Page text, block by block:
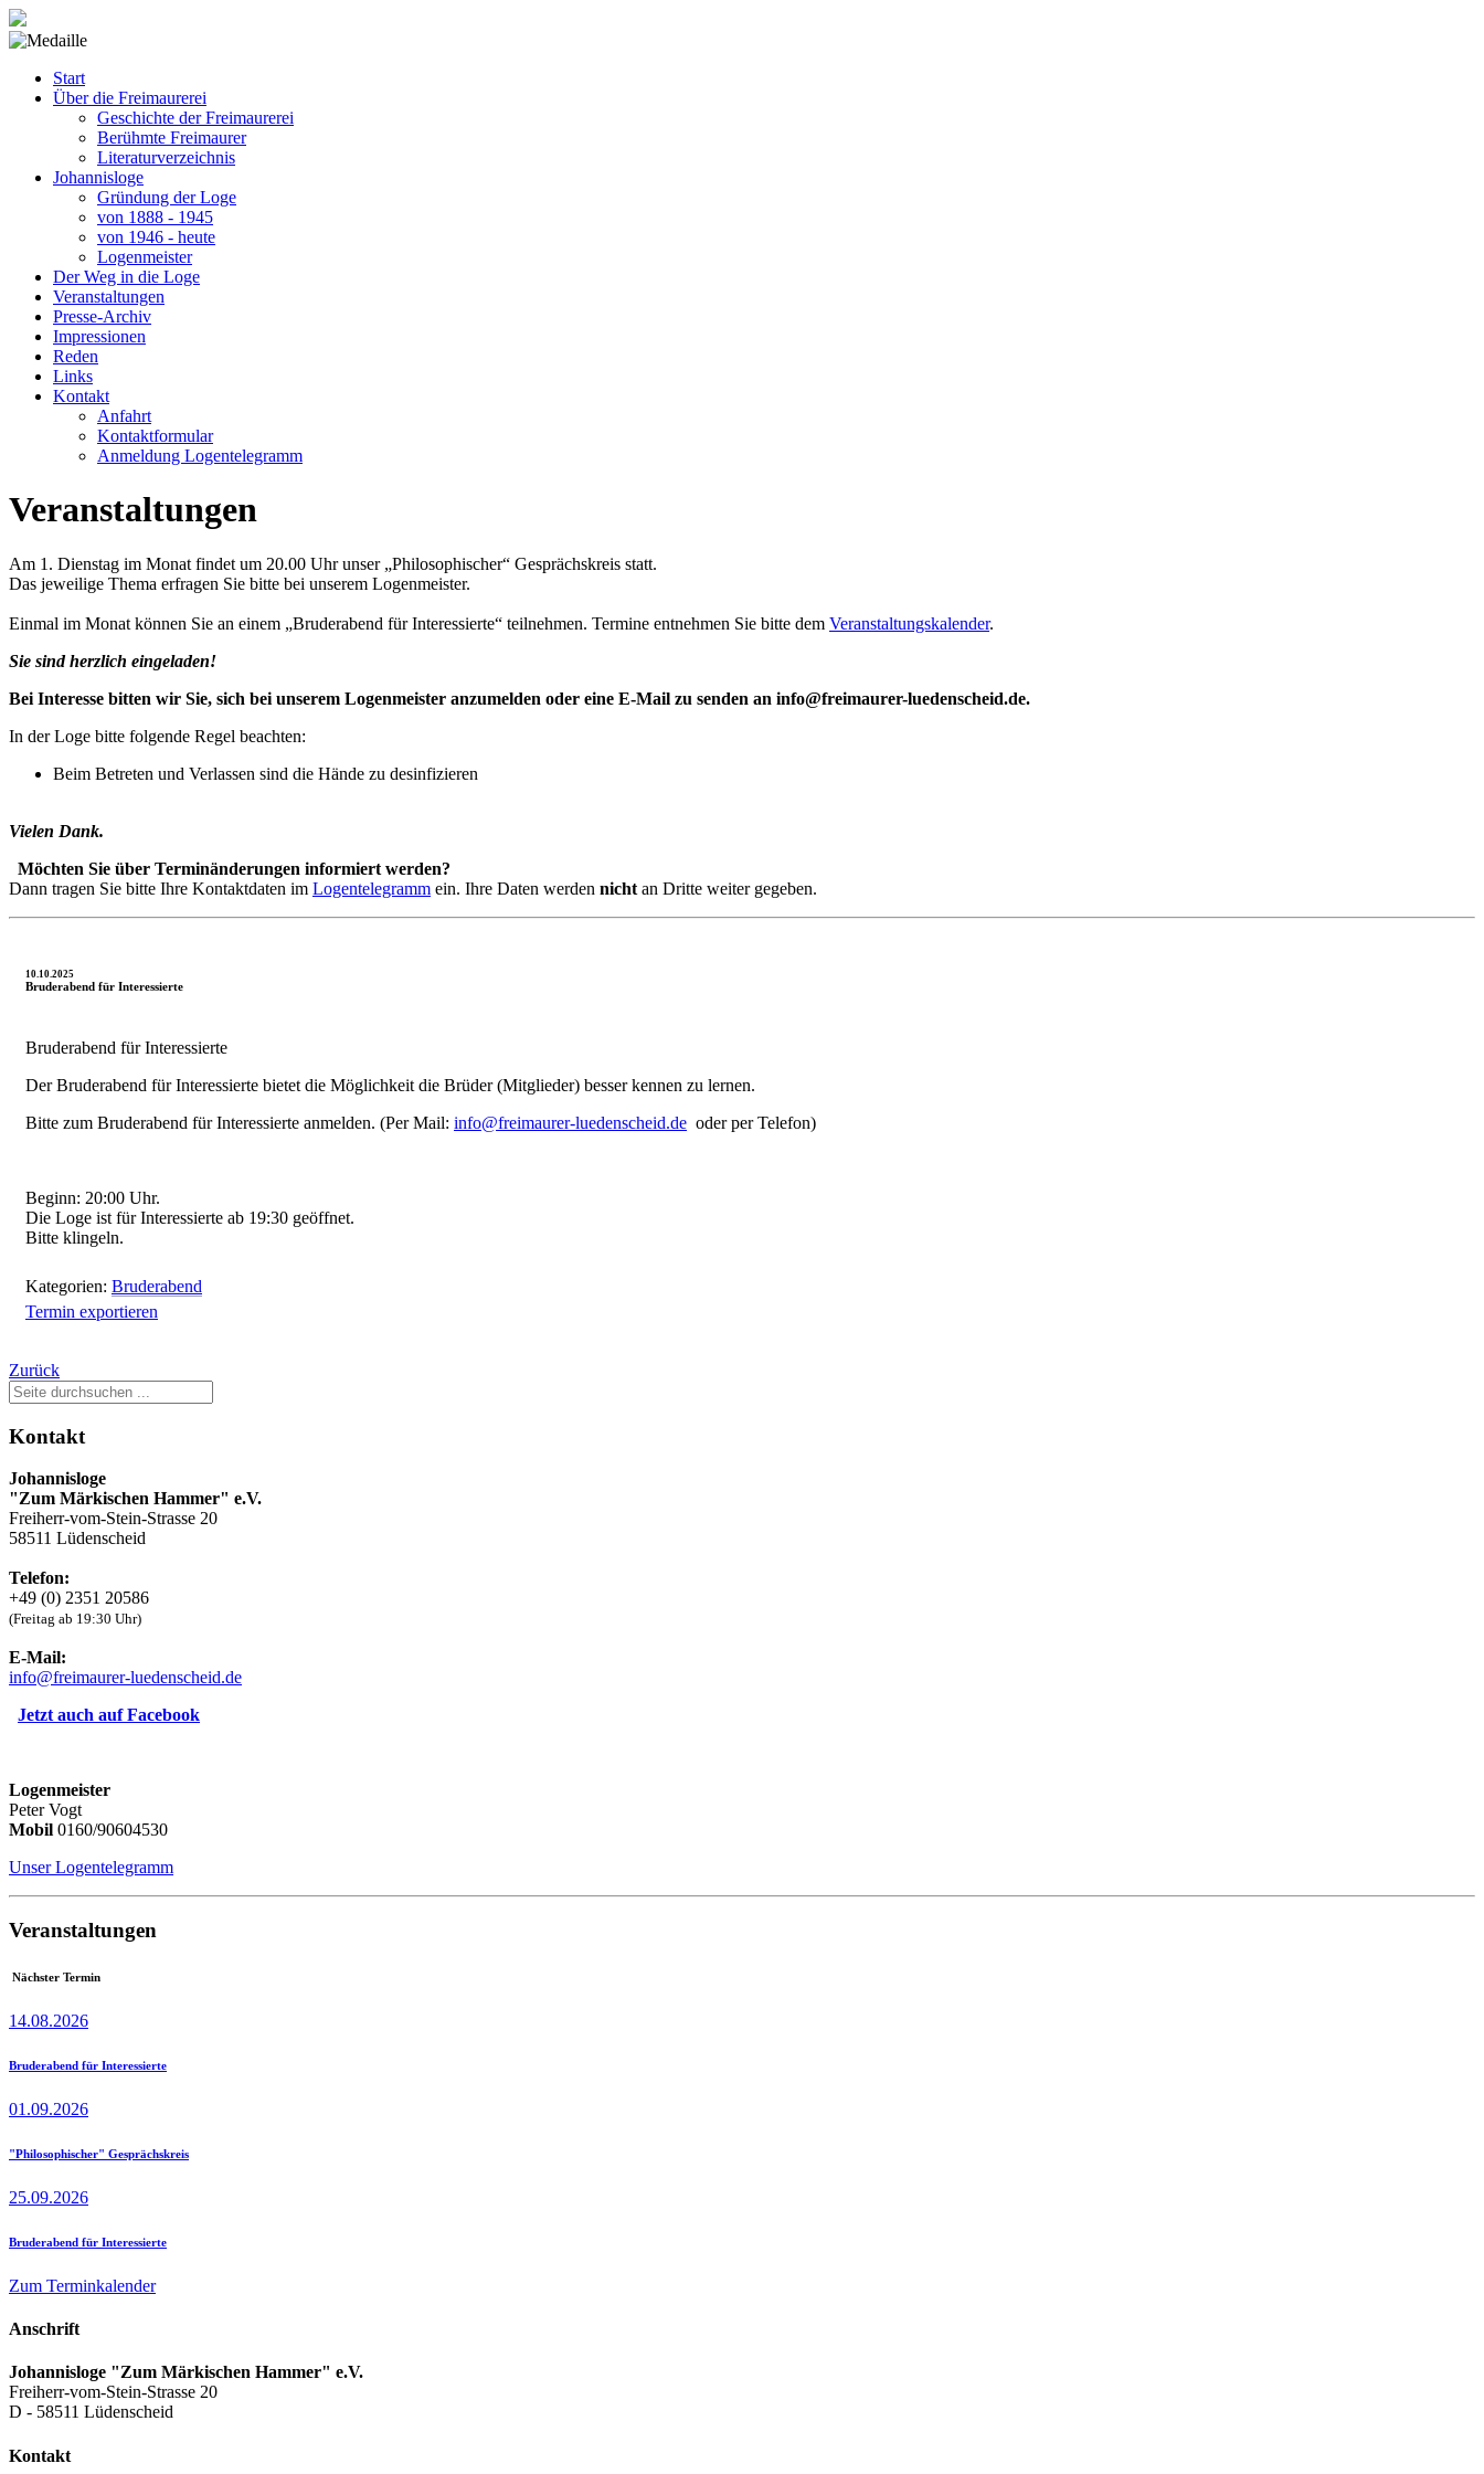
Start
Über die Freimaurerei
Geschichte der Freimaurerei
Berühmte Freimaurer
Literaturverzeichnis
Johannisloge
Gründung der Loge
von 1888 - 1945
von 1946 - heute
Logenmeister
Der Weg in die Loge
Veranstaltungen
Presse-Archiv
Impressionen
Reden
Links
Kontakt
Anfahrt
Kontaktformular
Anmeldung Logentelegramm
Veranstaltungen
Am 1. Dienstag im Monat findet um 20.00 Uhr unser „Philosophischer“ Gesprächskreis statt.
Das jeweilige Thema erfragen Sie bitte bei unserem Logenmeister.
Einmal im Monat können Sie an einem „Bruderabend für Interessierte“ teilnehmen. Termine entnehmen Sie bitte dem Veranstaltungskalender.
Sie sind herzlich eingeladen!
Bei Interesse bitten wir Sie, sich bei unserem Logenmeister anzumelden oder eine E-Mail zu senden an info@freimaurer-luedenscheid.de.
In der Loge bitte folgende Regel beachten:
Beim Betreten und Verlassen sind die Hände zu desinfizieren
Vielen Dank.
Möchten Sie über Terminänderungen informiert werden?
Dann tragen Sie bitte Ihre Kontaktdaten im Logentelegramm ein. Ihre Daten werden nicht an Dritte weiter gegeben.
10.10.2025
Bruderabend für Interessierte
Bruderabend für Interessierte
Der Bruderabend für Interessierte bietet die Möglichkeit die Brüder (Mitglieder) besser kennen zu lernen.
Bitte zum Bruderabend für Interessierte anmelden. (Per Mail: info@freimaurer-luedenscheid.de oder per Telefon)
Beginn: 20:00 Uhr.
Die Loge ist für Interessierte ab 19:30 geöffnet.
Bitte klingeln.
Kategorien: Bruderabend
Termin exportieren
Zurück
Kontakt
Johannisloge
"Zum Märkischen Hammer" e.V.
Freiherr-vom-Stein-Strasse 20
58511 Lüdenscheid
Telefon:
+49 (0) 2351 20586
(Freitag ab 19:30 Uhr)
E-Mail:
info@freimaurer-luedenscheid.de
Jetzt auch auf Facebook
Logenmeister
Peter Vogt
Mobil 0160/90604530
Unser Logentelegramm
Veranstaltungen
Nächster Termin
14.08.2026
Bruderabend für Interessierte
01.09.2026
"Philosophischer" Gesprächskreis
25.09.2026
Bruderabend für Interessierte
Zum Terminkalender
Anschrift
Johannisloge "Zum Märkischen Hammer" e.V.
Freiherr-vom-Stein-Strasse 20
D - 58511 Lüdenscheid
Kontakt